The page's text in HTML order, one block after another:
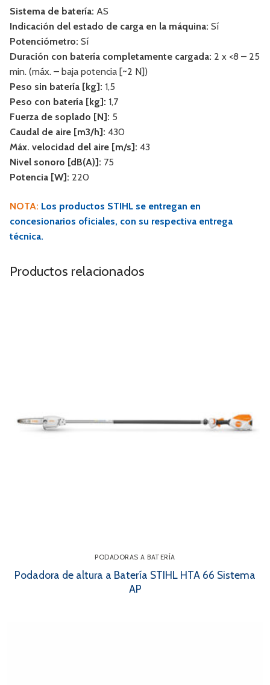
Sistema de batería: AS
Indicación del estado de carga en la máquina: Sí
Potenciómetro: Sí
Duración con batería completamente cargada: 2 x <8 – 25
min. (máx. – baja potencia [~2 N])
Peso sin batería [kg]: 1,5
Peso con batería [kg]: 1,7
Fuerza de soplado [N]: 5
Caudal de aire [m3/h]: 430
Máx. velocidad del aire [m/s]: 43
Nivel sonoro [dB(A)]: 75
Potencia [W]: 220
NOTA: Los productos STIHL se entregan en
concesionarios oficiales, con su respectiva entrega
técnica.
Productos relacionados
PODADORAS A BATERÍA
Podadora de altura a Batería STIHL HTA 66 Sistema
AP